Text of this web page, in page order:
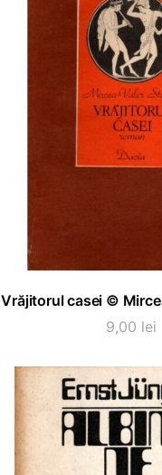
ADAUGĂ ÎN
Vrăjitorul casei ©
9,00 lei